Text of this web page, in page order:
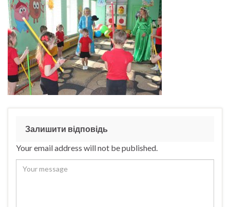
Залишити відповідь
Your email address will not be published.